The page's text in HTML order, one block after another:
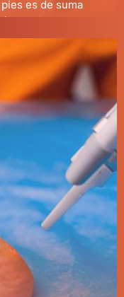
es de suma
avanzadas para
desde